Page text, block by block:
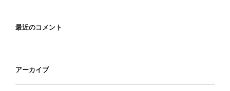
最近のコメント
アーカイブ